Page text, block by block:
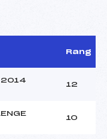
Rang
2014
12
10